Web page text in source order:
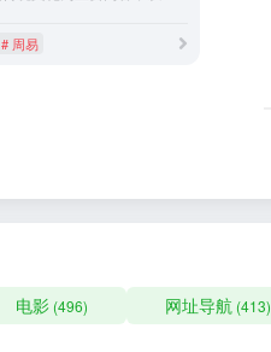
# 周易
电影 (496) 网址导航 (413)